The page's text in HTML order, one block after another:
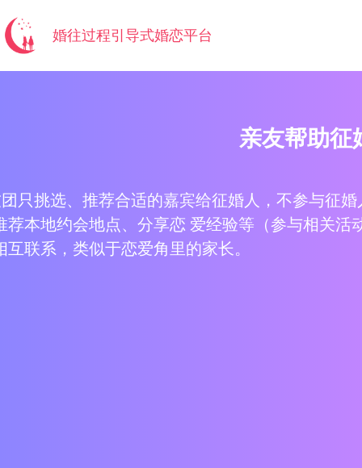
婚往过程引导式婚恋平台
亲友帮助征
只挑选、推荐合适的嘉宾给征婚人，不参与征
荐本地约会地点、分享恋 爱经验等（参与相关
互联系，类似于恋爱角里的家长。